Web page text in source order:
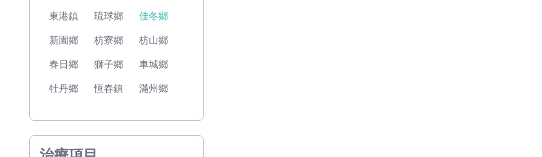
東港鎮 琉球鄉 佳冬鄉
新園鄉 枋寮鄉 枋山鄉
春日鄉 獅子鄉 車城鄉
牡丹鄉 恆春鎮 滿州鄉